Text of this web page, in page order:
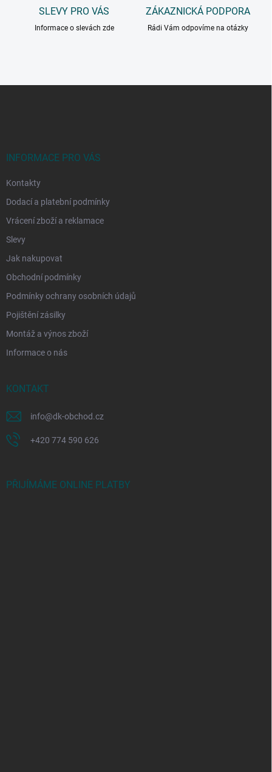
SLEVY PRO VÁS
Informace o slevách zde
ZÁKAZNICKÁ PODPORA
Rádi Vám odpovíme na otázky
INFORMACE PRO VÁS
Kontakty
Dodací a platební podmínky
Vrácení zboží a reklamace
Slevy
Jak nakupovat
Obchodní podmínky
Podmínky ochrany osobních údajů
Pojištění zásilky
Montáž a výnos zboží
Informace o nás
KONTAKT
info@dk-obchod.cz
+420 774 590 626
PŘIJÍMÁME ONLINE PLATBY